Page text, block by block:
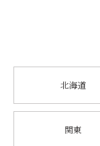
北海道
関東